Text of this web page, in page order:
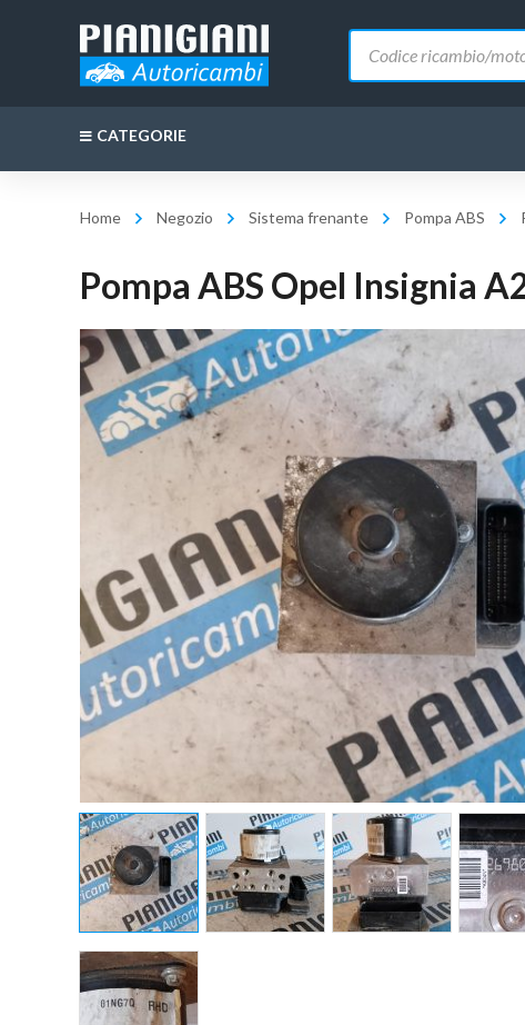
prodotti
CATEGORIE
Home Negozio Sistema frenante Pompa ABS
Pompa ABS Opel Insignia